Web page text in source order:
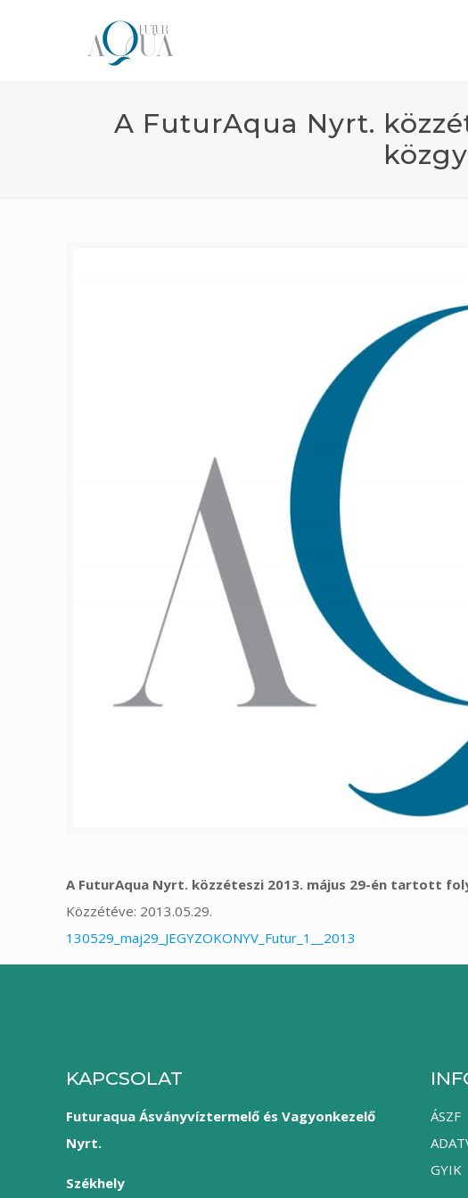
A FuturAqua Nyrt.
A FuturAqua Nyrt. közzéteszi 2013. május 29-én tartott
Közzétéve: 2013.05.29.
130529_maj29_JEGYZOKONYV_Futur_1__2013
KAPCSOLAT
Futuraqua Ásványvíztermelő és Vagyonkezelő
Nyrt.
Székhely
ÁSZF
GYIK